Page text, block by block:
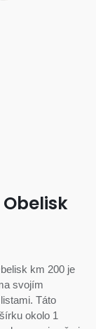
km 200 je
svojím
Táto
okolo 1